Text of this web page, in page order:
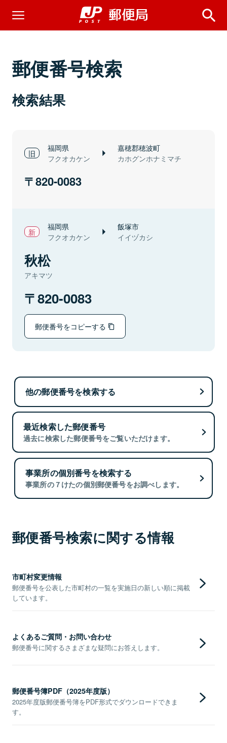
郵便番号検索
検索結果
福岡県
フクオカケン
嘉穂郡穂波町
カホグンホナミマチ
820-0083
福岡県
フクオカケン
飯塚市
イイヅカシ
秋松
アキマツ
820-0083
郵便番号をコピーする
他の郵便番号を検索する
最近検索した郵便番号
過去に検索した郵便番号をご覧いただけます。
事業所の個別番号を検索する
事業所の７けたの個別郵便番号をお調べします。
郵便番号検索に関する情報
市町村変更情報
郵便番号を公表した市町村の一覧を実施日の新しい順に掲載
しています。
よくあるご質問・お問い合わせ
郵便番号に関するさまざまな疑問にお答えします。
郵便番号簿PDF（2025年度版）
2025年度版郵便番号簿をPDF形式でダウンロードできま
す。